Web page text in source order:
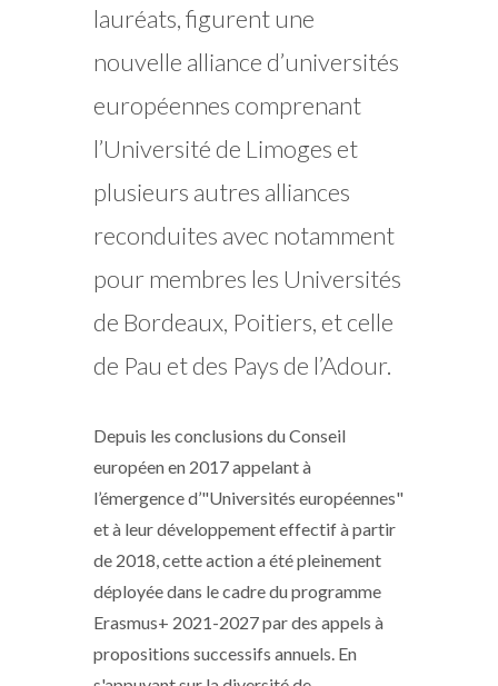
lauréats, figurent une
nouvelle alliance d’universités
européennes comprenant
l’Université de Limoges et
plusieurs autres alliances
reconduites avec notamment
pour membres les Universités
de Bordeaux, Poitiers, et celle
de Pau et des Pays de l’Adour.
Depuis les conclusions du Conseil
européen en 2017 appelant à
l’émergence d’"Universités européennes"
et à leur développement effectif à partir
de 2018, cette action a été pleinement
déployée dans le cadre du programme
Erasmus+ 2021-2027 par des appels à
propositions successifs annuels. En